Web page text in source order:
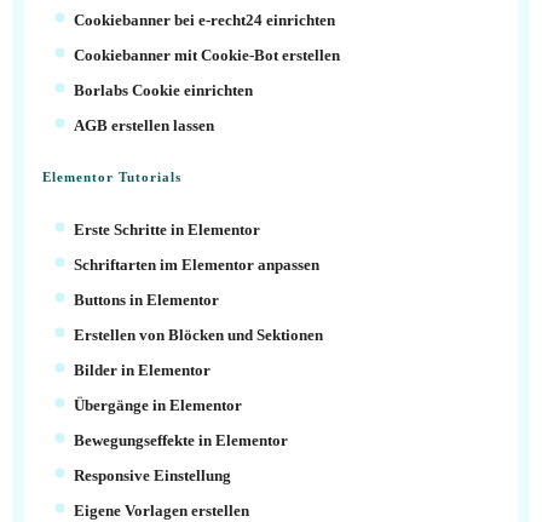
Cookiebanner bei e-recht24 einrichten
Cookiebanner mit Cookie-Bot erstellen
Borlabs Cookie einrichten
AGB erstellen lassen
Elementor Tutorials
Erste Schritte in Elementor
Schriftarten im Elementor anpassen
Buttons in Elementor
Erstellen von Blöcken und Sektionen
Bilder in Elementor
Übergänge in Elementor
Bewegungseffekte in Elementor
Responsive Einstellung
Eigene Vorlagen erstellen